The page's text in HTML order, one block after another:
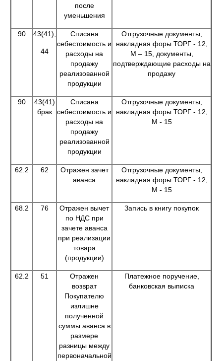
после
уменьшения
90 43(41),
44
Списана
себестоимость и
расходы на
продажу
реализованной
продукции
Отгрузочные документы,
накладная форы ТОРГ - 12,
М – 15, документы,
подтверждающие расходы на
продажу
90
43(41)
брак
Списана
себестоимость и
расходы на
продажу
реализованной
продукции
Отгрузочные документы,
накладная форы ТОРГ - 12,
М - 15
62.2 62
Отражен зачет
аванса
Отгрузочные документы,
накладная форы ТОРГ - 12,
М - 15
68.2 76
Отражен вычет
по НДС при
зачете аванса
при реализации
товара
(продукции)
Запись в книгу покупок
62.2 51
Отражен
возврат
Покупателю
излишне
полученной
суммы аванса в
размере
разницы между
первоначальной
Платежное поручение,
банковская выписка